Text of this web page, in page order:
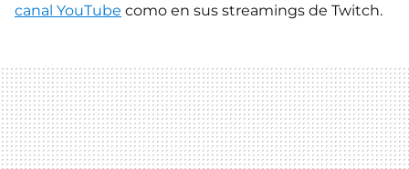
canal YouTube como en sus streamings de Twitch.